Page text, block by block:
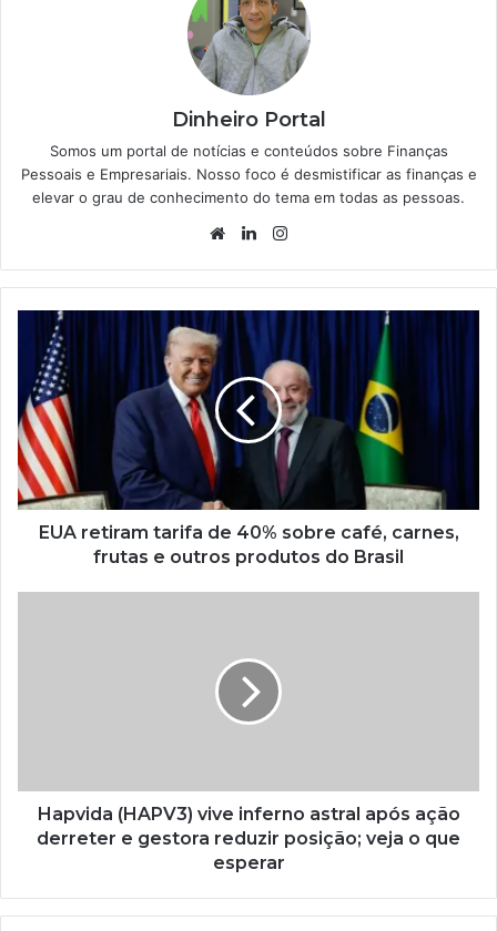
Dinheiro Portal
Somos um portal de notícias e conteúdos sobre Finanças
Pessoais e Empresariais. Nosso foco é desmistificar as finanças e
elevar o grau de conhecimento do tema em todas as pessoas.
WebsiteLinkedin
EUA retiram tarifa de 40% sobre café, carnes,
frutas e outros produtos do Brasil
Hapvida (HAPV3) vive inferno astral após ação
derreter e gestora reduzir posição; veja o que
esperar